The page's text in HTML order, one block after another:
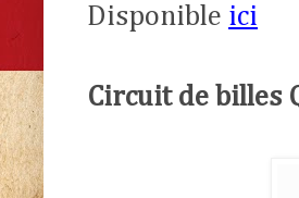
Disponible ici
Circuit de billes